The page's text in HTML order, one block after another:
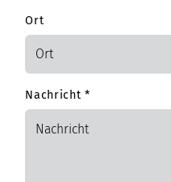
Ort
Nachricht *